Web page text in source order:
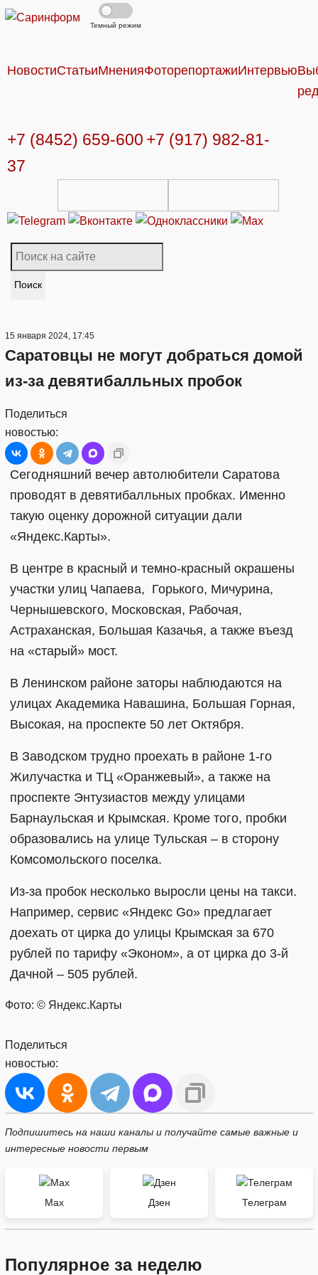
Темный режим
НовостиСтатьиМненияФоторепортажиИнтервью
+7 (8452) 659-600 +7 (917) 982-81-
37
Поиск
15 января 2024, 17:45
Саратовцы не могут добраться домой
из-за девятибалльных пробок
Поделиться
новостью:
Сегодняшний вечер автолюбители Саратова
проводят в девятибалльных пробках. Именно
такую оценку дорожной ситуации дали
«Яндекс.Карты».
В центре в красный и темно-красный окрашены
участки улиц Чапаева, Горького, Мичурина,
Чернышевского, Московская, Рабочая,
Астраханская, Большая Казачья, а также въезд
на «старый» мост.
В Ленинском районе заторы наблюдаются на
улицах Академика Навашина, Большая Горная,
Высокая, на проспекте 50 лет Октября.
В Заводском трудно проехать в районе 1-го
Жилучастка и ТЦ «Оранжевый», а также на
проспекте Энтузиастов между улицами
Барнаульская и Крымская. Кроме того, пробки
образовались на улице Тульская – в сторону
Комсомольского поселка.
Из-за пробок несколько выросли цены на такси.
Например, сервис «Яндекс Go» предлагает
доехать от цирка до улицы Крымская за 670
рублей по тарифу «Эконом», а от цирка до 3-й
Дачной – 505 рублей.
Фото: © Яндекс.Карты
Поделиться
новостью:
Подпишитесь на наши каналы и получайте самые важные и
интересные новости первым
Max Дзен Телеграм
Популярное за неделю